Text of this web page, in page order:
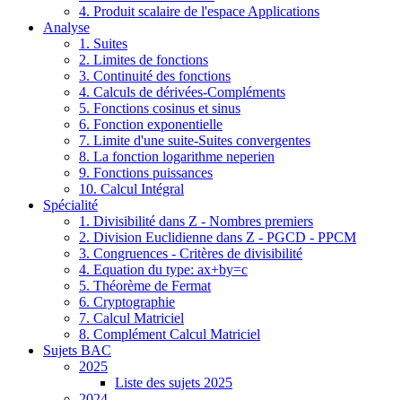
4. Produit scalaire de l'espace Applications
Analyse
1. Suites
2. Limites de fonctions
3. Continuité des fonctions
4. Calculs de dérivées-Compléments
5. Fonctions cosinus et sinus
6. Fonction exponentielle
7. Limite d'une suite-Suites convergentes
8. La fonction logarithme neperien
9. Fonctions puissances
10. Calcul Intégral
Spécialité
1. Divisibilité dans Z - Nombres premiers
2. Division Euclidienne dans Z - PGCD - PPCM
3. Congruences - Critères de divisibilité
4. Equation du type: ax+by=c
5. Théorème de Fermat
6. Cryptographie
7. Calcul Matriciel
8. Complément Calcul Matriciel
Sujets BAC
2025
Liste des sujets 2025